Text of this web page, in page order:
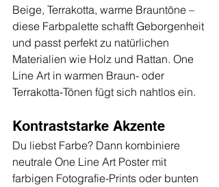
Beige, Terrakotta, warme Brauntöne –
diese Farbpalette schafft Geborgenheit
und passt perfekt zu natürlichen
Materialien wie Holz und Rattan. One
Line Art in warmen Braun- oder
Terrakotta-Tönen fügt sich nahtlos ein.
Kontraststarke Akzente
Du liebst Farbe? Dann kombiniere
neutrale One Line Art Poster mit
farbigen Fotografie-Prints oder bunten